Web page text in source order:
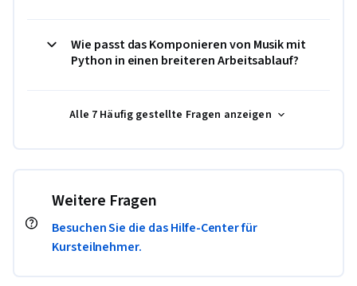
Wie passt das Komponieren von Musik mit
Python in einen breiteren Arbeitsablauf?
Alle 7 Häufig gestellte Fragen anzeigen
Weitere Fragen
Besuchen Sie die das Hilfe-Center für
Kursteilnehmer.